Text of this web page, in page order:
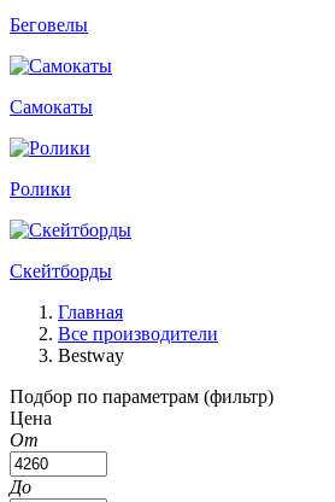
Беговелы
Самокаты
Ролики
Скейтборды
Главная
Все производители
Bestway
Подбор по параметрам (фильтр)
Цена
От
До